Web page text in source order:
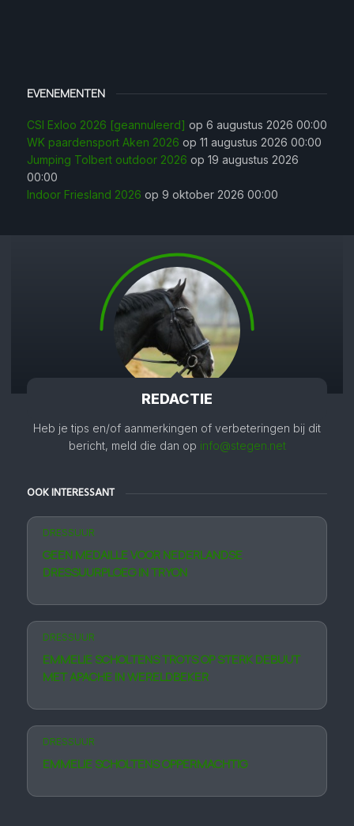
REDACTIE
Heb je tips en/of aanmerkingen of verbeteringen bij dit
bericht, meld die dan op info@stegen.net
OOK INTERESSANT
DRESSUUR
GEEN MEDAILLE VOOR NEDERLANDSE
DRESSUURPLOEG IN TRYON
DRESSUUR
EMMELIE SCHOLTENS TROTS OP STERK DEBUUT
MET APACHE IN WERELDBEKER
DRESSUUR
EMMELIE SCHOLTENS OPPERMACHTIG
EVENEMENTEN
CSI Exloo 2026 [geannuleerd] op 6 augustus 2026 00:00
WK paardensport Aken 2026 op 11 augustus 2026 00:00
Jumping Tolbert outdoor 2026 op 19 augustus 2026
00:00
Indoor Friesland 2026 op 9 oktober 2026 00:00